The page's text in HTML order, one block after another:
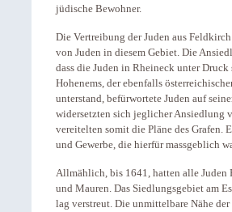
jüdische Bewohner.
Die Vertreibung der Juden aus
von Juden in diesem Gebiet. Die
dass die Juden in Rheineck unter Druck
Hohenems, der ebenfalls
unterstand, befürwortete Juden auf
widersetzten sich jeglicher Ansiedlung
vereitelten somit die Pläne des Grafen.
und Gewerbe, die hierfür massgeblich
Allmählich, bis 1641, hatten alle Juden
und Mauren. Das Siedlungsgebiet am
lag verstreut. Die unmittelbare Nähe